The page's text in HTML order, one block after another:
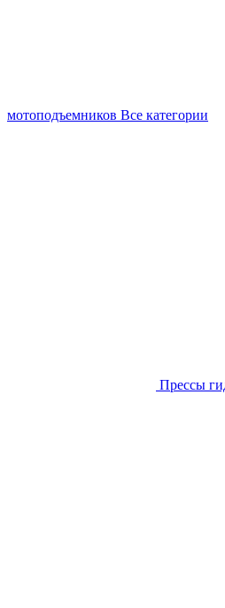
мотоподъемников Все категории
Прессы